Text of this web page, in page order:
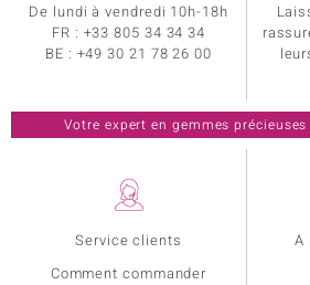
Service clients
Comment commander
A
De lundi à vendredi 10h-18h
FR : +33 805 34 34 34
BE : +49 30 21 78 26 00
Votre expert en gemmes